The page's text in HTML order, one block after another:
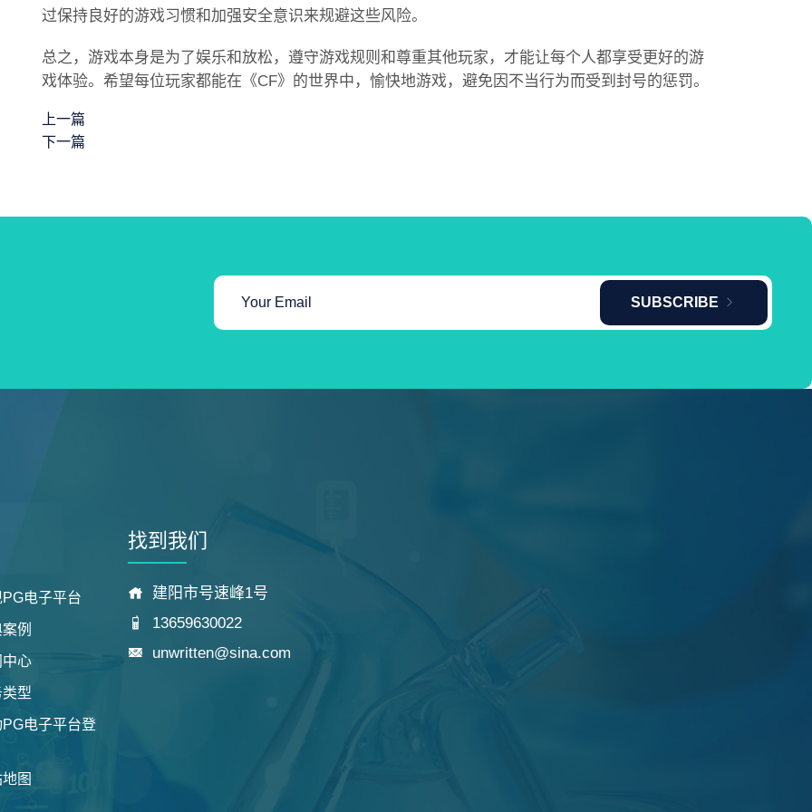
过保持良好的游戏习惯和加强安全意识来规避这些风险。
总之，游戏本身是为了娱乐和放松，遵守游戏规则和尊重其他玩家，才能让每个人都享受更好的游
戏体验。希望每位玩家都能在《CF》的世界中，愉快地游戏，避免因不当行为而受到封号的惩罚。
上一篇
下一篇
SUBSCRIBE
电子平台
例
心
型
电子平台登
图
找到我们
建阳市号速峰1号
13659630022
unwritten@sina.com